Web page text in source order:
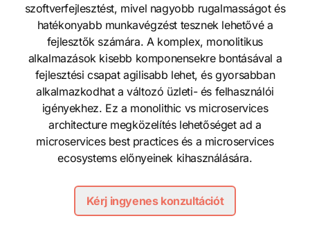
szoftverfejlesztést, mivel nagyobb rugalmasságot és
hatékonyabb munkavégzést tesznek lehetővé a
fejlesztők számára. A komplex, monolitikus
alkalmazások kisebb komponensekre bontásával a
fejlesztési csapat agilisabb lehet, és gyorsabban
alkalmazkodhat a változó üzleti- és felhasználói
igényekhez. Ez a monolithic vs microservices
architecture megközelítés lehetőséget ad a
microservices best practices és a microservices
ecosystems előnyeinek kihasználására.
Kérj ingyenes konzultációt